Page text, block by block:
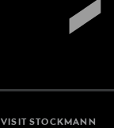
VISIT STOCKMANN